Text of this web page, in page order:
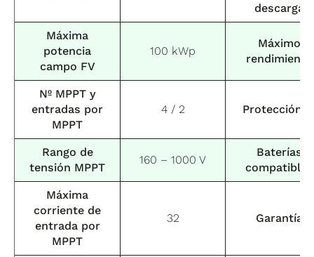
descarga
Máxima
potencia
campo FV
100 kWp
Máximo
rendimiento
Nº MPPT y
entradas por
MPPT
4 / 2 Protección
Rango de
tensión MPPT
160 – 1000 V
Baterías
compatibles
Máxima
corriente de
entrada por
MPPT
32 Garantía